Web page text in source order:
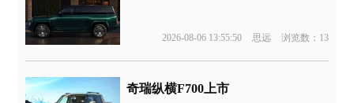
2026-08-06 13:55:50 思远 浏览数：13
奇瑞纵横F700上市